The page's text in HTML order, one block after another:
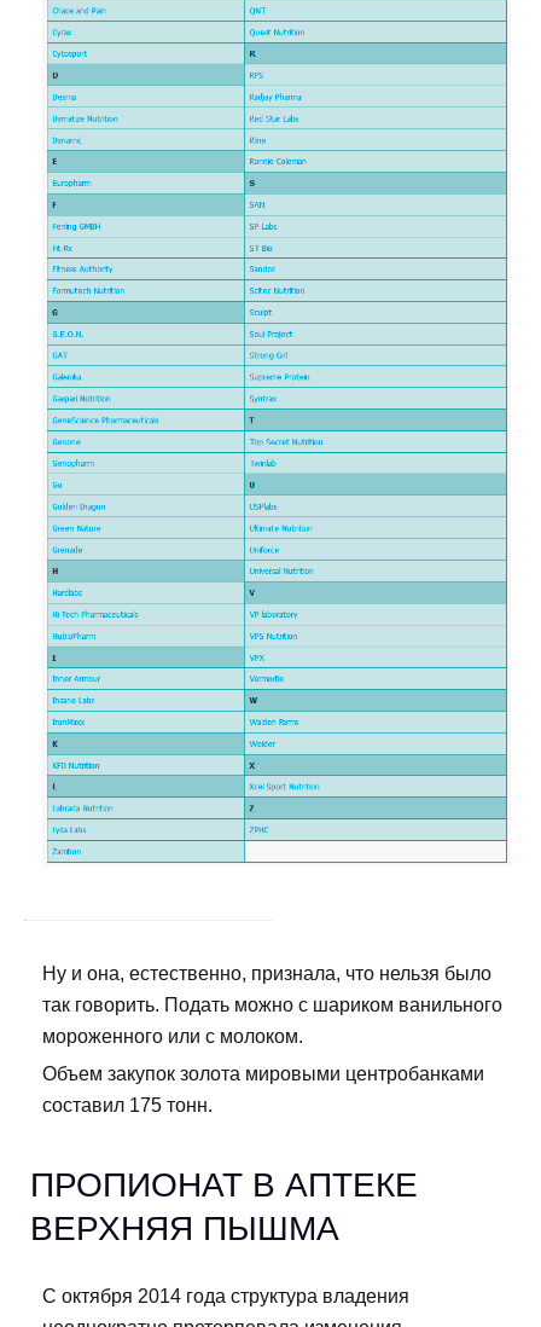
Ну и она, естественно, признала, что нельзя было
так говорить. Подать можно с шариком ванильного
мороженного или с молоком.
Объем закупок золота мировыми центробанками
составил 175 тонн.
ПРОПИОНАТ В АПТЕКЕ
ВЕРХНЯЯ ПЫШМА
С октября 2014 года структура владения